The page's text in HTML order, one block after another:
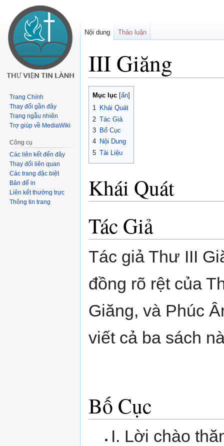
III Giăng
Buớc
hướng
Bước
kiếm
Mục lục
1 Khái Quát
2 Tác Giả
3 Bố Cục
4 Nội Dung
5 Tài Liệu
Khái Quát
Tác Giả
Tác giả Thư III
đồng rõ rệt của
Giăng, và Phúc
viết cả ba sách
Bố Cục
I. Lời chào
Nội dung Thảo luận
Trang Chính
Thay đổi gần đây
Trang ngẫu nhiên
Trợ giúp về MediaWiki
Công cụ
Các liên kết đến đây
Thay đổi liên quan
Các trang đặc biệt
Bản để in
Liên kết thường trực
Thông tin trang